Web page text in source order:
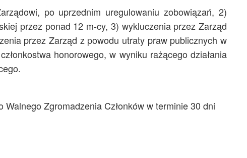
po uprzednim uregulowaniu zobowiązań, 2)
przez ponad 12 m-cy, 3) wykluczenia przez Zarząd
przez Zarząd z powodu utraty praw publicznych w
honorowego, w wyniku rażącego działania
Zgromadzenia Członków w terminie 30 dni